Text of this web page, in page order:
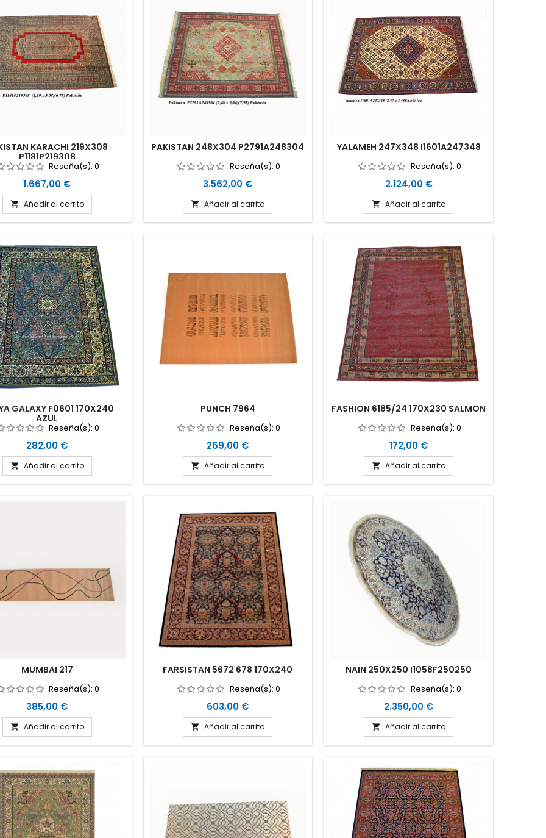
KARACHI 219X308
P1181P219308
Reseña(s):0
Precio
1.667,00 €
 Añadir al carrito
PAKISTAN 248X304 P2791A248304
Reseña(s): 0
Precio
3.562,00 €
 Añadir al carrito
YALAMEH 247X348 I1601A247348
Reseña(s): 0
Precio
2.124,00 €
 Añadir al carrito
GALAXY F0601 170X240
AZUL
Reseña(s):0
Precio
282,00 €
 Añadir al carrito
PUNCH 7964
Reseña(s): 0
Precio
269,00 €
 Añadir al carrito
FASHION 6185/24 170X230 SALMON
Reseña(s): 0
Precio
172,00 €
 Añadir al carrito
MUMBAI 217
Reseña(s):0
Precio
385,00 €
 Añadir al carrito
FARSISTAN 5672 678 170X240
Reseña(s): 0
Precio
603,00 €
 Añadir al carrito
NAIN 250X250 I1058F250250
Reseña(s): 0
Precio
2.350,00 €
 Añadir al carrito